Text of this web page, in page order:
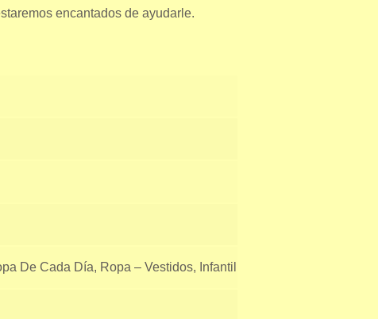
encantados de ayudarle.
De Cada Día, Ropa – Vestidos, Infantil